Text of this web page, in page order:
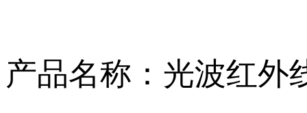
产品名称：光波红外